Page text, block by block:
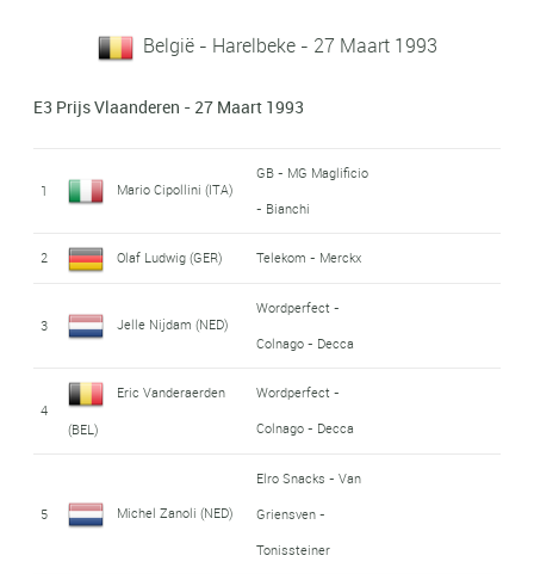
België - Harelbeke - 27 Maart 1993
E3 Prijs Vlaanderen - 27 Maart 1993
1 Mario Cipollini (ITA)
GB - MG Maglificio
- Bianchi
2 Olaf Ludwig (GER) Telekom - Merckx
3 Jelle Nijdam (NED)
Wordperfect -
Colnago - Decca
4
Eric Vanderaerden
(BEL)
Wordperfect -
Colnago - Decca
5 Michel Zanoli (NED)
Elro Snacks - Van
Griensven -
Tonissteiner